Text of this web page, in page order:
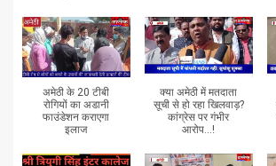
अमेठी के 20 टीबी
रोगियों का अडानी
फाउंडेशन कराएगा
इलाज
क्या अमेठी में मतदाता
सूची से हो रहा खिलवाड़?
कांग्रेस पर गंभीर
आरोप...!